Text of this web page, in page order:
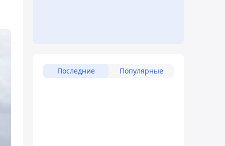
Последние Популярные